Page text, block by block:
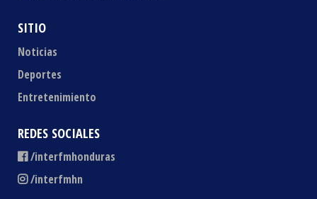
SITIO
Noticias
Deportes
Entretenimiento
REDES SOCIALES
/interfmhonduras
/interfmhn